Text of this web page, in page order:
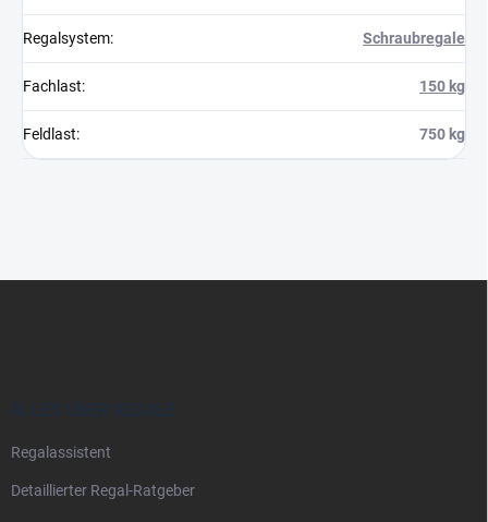
Regalsystem: Schraubregale
Fachlast: 150 kg
Feldlast: 750 kg
ALLES ÜBER REGALE
Regalassistent
Detaillierter Regal-Ratgeber